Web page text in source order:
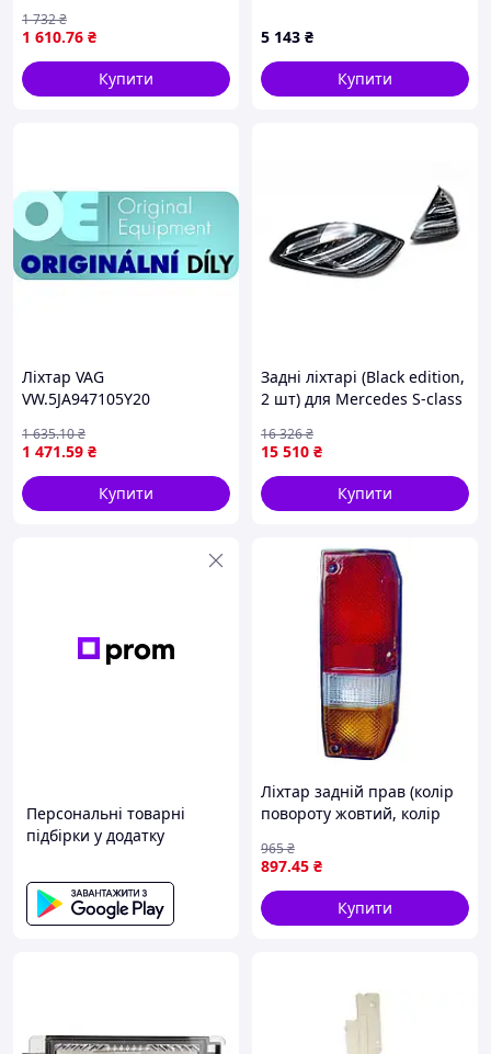
1 610.76 ₴
1 732₴
Купити
5 143 ₴
Купити
Лiхтар VAG
VW.5JA947105Y20
1 471.59 ₴
1 635.10₴
Купити
Задні ліхтарі (Black edition,
2 шт) для Mercedes S-сlass
15 510 ₴
16 326₴
Купити
Персональні товарні
підбірки у додатку
Ліхтар задній прав (колір
повороту жовтий, колір
CRUISER J7 позашляховик
5D 11.84-12.96 DEPO 212-
1922R-A
897.45 ₴
965₴
Купити